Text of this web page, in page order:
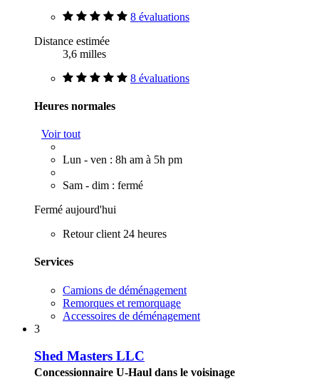
8 évaluations
Distance estimée
3,6 milles
8 évaluations
Heures normales
Voir tout
Lun - ven : 8h am à 5h pm
Sam - dim : fermé
Fermé aujourd'hui
Retour client 24 heures
Services
Camions de déménagement
Remorques et remorquage
Accessoires de déménagement
3
Shed Masters LLC
Concessionnaire U-Haul dans le voisinage